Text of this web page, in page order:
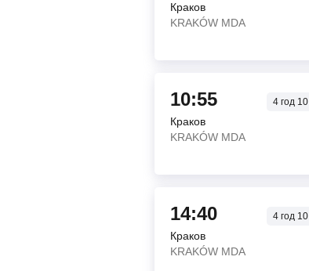
Краков
KRAKÓW MDA
10:55 4 год10
Краков
KRAKÓW MDA
14:40 4 год10
Краков
KRAKÓW MDA